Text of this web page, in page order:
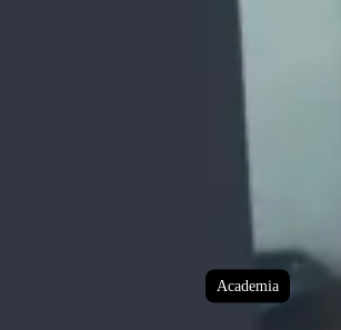
Academia